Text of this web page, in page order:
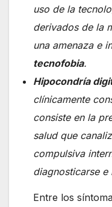
uso de la
derivados de la
una amenaza e
tecnofobia.
Hipocondría
clínicamente
consiste en la
salud que
compulsiva
diagnosticarse e
Entre los